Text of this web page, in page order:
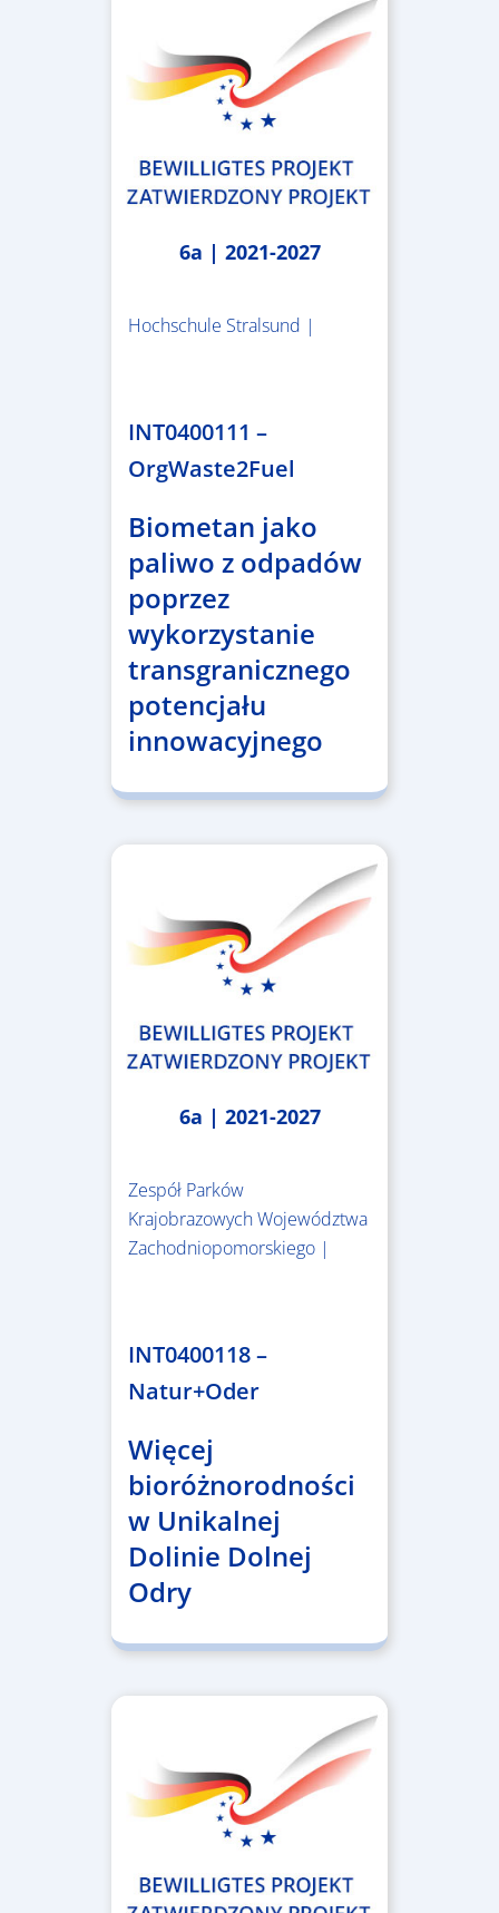
6a | 2021-2027
Hochschule Stralsund |
INT0400111 –
OrgWaste2Fuel
Biometan jako
paliwo z odpadów
poprzez
wykorzystanie
transgranicznego
potencjału
innowacyjnego
6a | 2021-2027
Zespół Parków
Krajobrazowych Województwa
Zachodniopomorskiego |
INT0400118 –
Natur+Oder
Więcej
bioróżnorodności
w Unikalnej
Dolinie Dolnej
Odry